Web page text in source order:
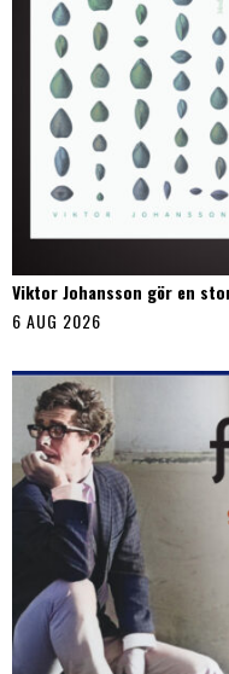
Viktor Johansson gör en
6 AUG 2026